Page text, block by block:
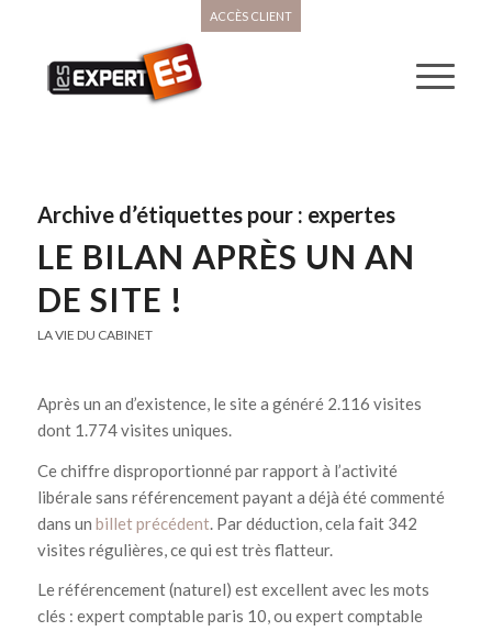
ACCÈS CLIENT
Archive d’étiquettes pour : expertes
LE BILAN APRÈS UN AN
DE SITE !
LA VIE DU CABINET
Après un an d’existence, le site a généré 2.116 visites
dont 1.774 visites uniques.
Ce chiffre disproportionné par rapport à l’activité
libérale sans référencement payant a déjà été commenté
dans un billet précédent. Par déduction, cela fait 342
visites régulières, ce qui est très flatteur.
Le référencement (naturel) est excellent avec les mots
clés : expert comptable paris 10, ou expert comptable